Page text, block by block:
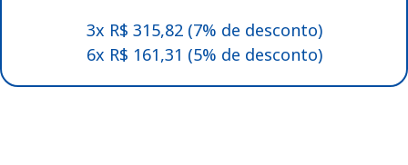
3x R$ 315,82 (7% de desconto)
6x R$ 161,31 (5% de desconto)